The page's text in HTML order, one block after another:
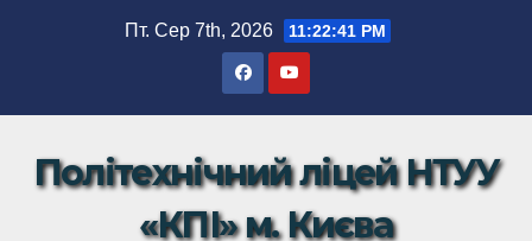
Пт. Сер 7th, 2026 11:22:41 PM
Політехнічний ліцей НТУУ
«КПІ» м. Києва